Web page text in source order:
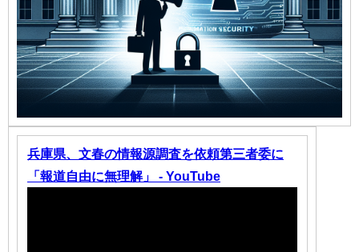
兵庫県、文春の情報源調査を依頼第三者委に
「報道自由に無理解」 - YouTube